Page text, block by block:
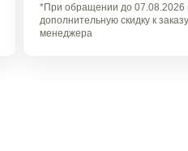
*При обращении до 07.08.2026
дополнительную скидку к
менеджера